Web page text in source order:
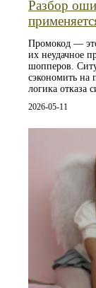
Разбор
Промокод —
их неудачное
шопперов.
сэкономить на
логика отказа
2026-05-11